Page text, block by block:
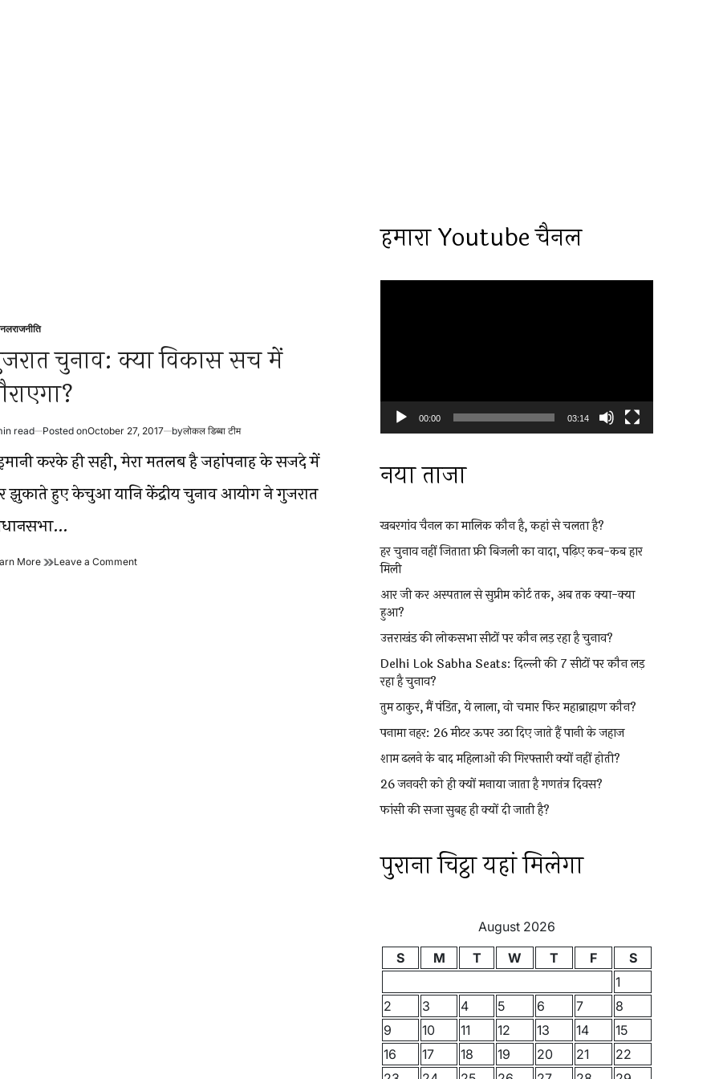
राजनीति
चुनाव: क्या विकास सच में
read Posted onOctober 27, 2017 byलोकल डिब्बा टीम
करके ही सही, मेरा मतलब है जहांपनाह के सजदे में
झुकाते हुए केचुआ यानि केंद्रीय चुनाव आयोग ने गुजरात
More गुजरातLeave a Commenton
हमारा Youtube चैनल
00:00 03:14
नया ताजा
खबरगांव चैनल का मालिक कौन है, कहां से चलता है?
हर चुनाव नहीं जिताता फ्री बिजली का वादा, पढ़िए कब-कब हार
मिली
आर जी कर अस्पताल से सुप्रीम कोर्ट तक, अब तक क्या-क्या
हुआ?
उत्तराखंड की लोकसभा सीटों पर कौन लड़ रहा है चुनाव?
Delhi Lok Sabha Seats: दिल्ली की 7 सीटों पर कौन लड़
रहा है चुनाव?
तुम ठाकुर, मैं पंडित, ये लाला, वो चमार फिर महाब्राह्मण कौन?
पनामा नहर: 26 मीटर ऊपर उठा दिए जाते हैं पानी के जहाज
शाम ढलने के बाद महिलाओं की गिरफ्तारी क्यों नहीं होती?
26 जनवरी को ही क्यों मनाया जाता है गणतंत्र दिवस?
फांसी की सजा सुबह ही क्यों दी जाती है?
पुराना चिट्ठा यहां मिलेगा
August 2026
S
M T W T F
S
1
2
3 4 5 6 7
8
9
10 11 12 13 14
15
16
17 18 19 20 21
22